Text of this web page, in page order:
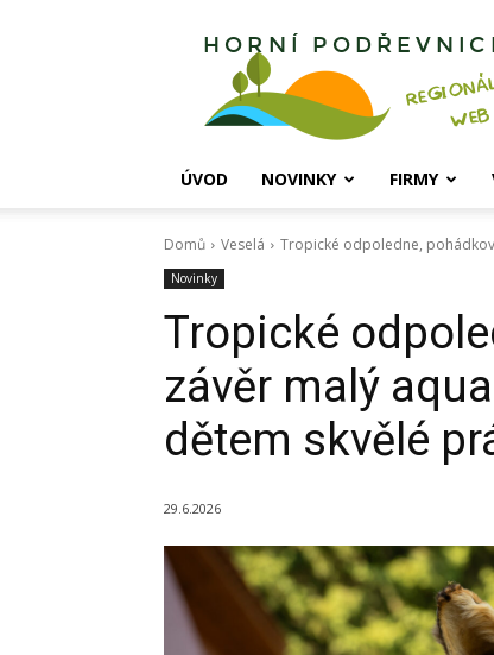
Horní
ÚVOD NOVINKY FIRMY
Domů Veselá Tropické odpoledne,
Novinky
Tropické
závěr malý
dětem skvělé
29.6.2026